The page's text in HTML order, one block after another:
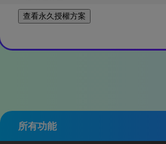
查看永久授權方案
所有功能